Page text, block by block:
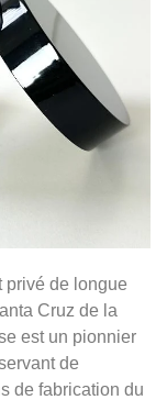
privé de longue
Cruz de la
est un pionnier
de
de fabrication du